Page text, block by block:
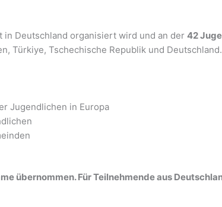
Deutschland organisiert wird und an der 42
Türkiye, Tschechische Republik und Deutschland.
Jugendlichen in Europa
übernommen. Für Teilnehmende aus